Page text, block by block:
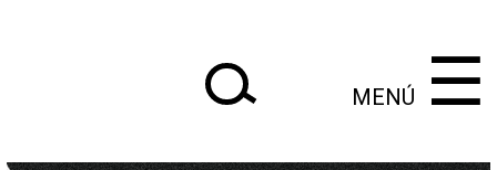
‌‌‌‌‌‌‌‌‌‌ MENÚ ☰